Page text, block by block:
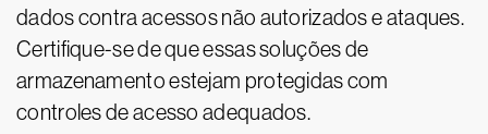
dados contra acessos não autorizados e ataques.
Certifique-se de que essas soluções de
armazenamento estejam protegidas com
controles de acesso adequados.